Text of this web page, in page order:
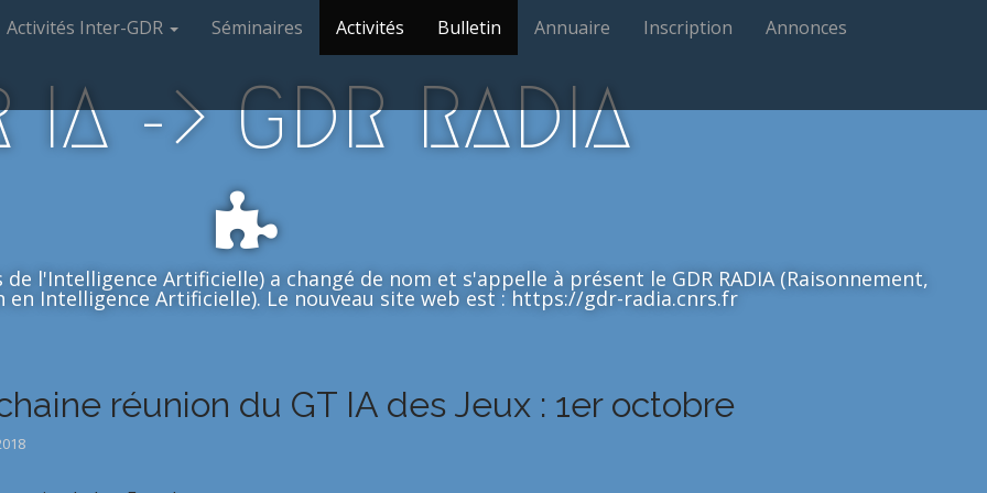
Activités Inter-GDR Séminaires Activités Bulletin Annuaire Inscription Annonces
IA -> GDR RADIA
l'Intelligence Artificielle) a changé de nom et s'appelle à présent le GDR RADIA (Raisonnement,
en Intelligence Artificielle). Le nouveau site web est : https://gdr-radia.cnrs.fr
réunion du GT IA des Jeux : 1er octobre